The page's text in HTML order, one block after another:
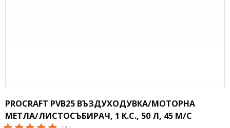
PROCRAFT PVB25 ВЪЗДУХОДУВКА/МОТОРНА
МЕТЛА/ЛИСТОСЪБИРАЧ, 1 К.С., 50 Л, 45 М/С